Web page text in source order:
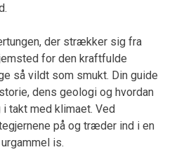
der strækker sig fra
for den kraftfulde
så vildt som smukt. Din guide
dens geologi og hvordan
takt med klimaet. Ved
på og træder ind i en
is.